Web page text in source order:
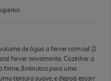
de água a ferver com sal (1
ferver novamente. Cozinhar a
firme, 8minutos para uma
textura suave, e depois escorr